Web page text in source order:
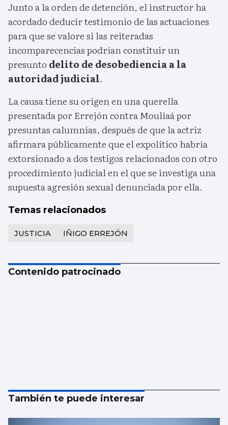
Junto a la orden de detención, el instructor ha
acordado deducir testimonio de las actuaciones
para que se valore si las reiteradas
incomparecencias podrían constituir un
presunto delito de desobediencia a la
autoridad judicial.
La causa tiene su origen en una querella
presentada por Errejón contra Mouliaá por
presuntas calumnias, después de que la actriz
afirmara públicamente que el expolítico habría
extorsionado a dos testigos relacionados con otro
procedimiento judicial en el que se investiga una
supuesta agresión sexual denunciada por ella.
Temas relacionados
JUSTICIA IÑIGO ERREJÓN
Contenido patrocinado
También te puede interesar